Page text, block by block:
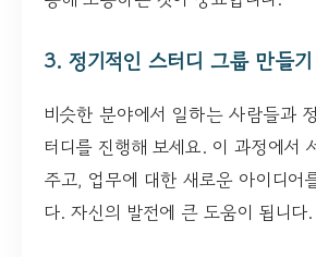
3. 정기적인 스터디 그룹 만들기
비슷한 분야에서 일하는 사람들과
터디를 진행해 보세요. 이 과정에서
주고, 업무에 대한 새로운 아이디어
다. 자신의 발전에 큰 도움이 됩니다.